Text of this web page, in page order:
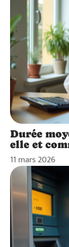
Durée
elle et
11 mars 2026